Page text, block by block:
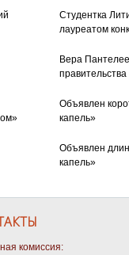
Студентка
лауреатом
Вера
Объявлен
капель»
Объявлен
капель»
комиссия: